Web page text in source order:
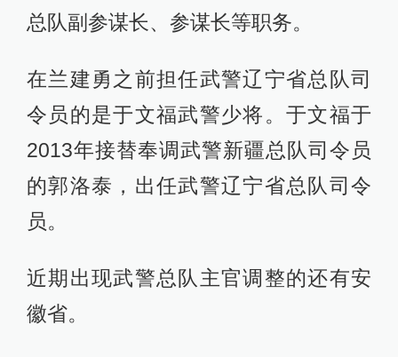
总队副参谋长、参谋长等职务。
在兰建勇之前担任武警辽宁省总队司
令员的是于文福武警少将。于文福于
2013年接替奉调武警新疆总队司令员
的郭洛泰，出任武警辽宁省总队司令
员。
近期出现武警总队主官调整的还有安
徽省。